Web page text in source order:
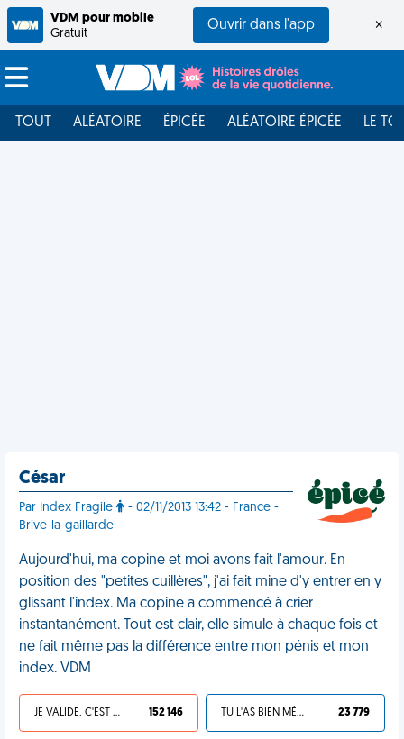
VDM pour mobile
Gratuit
Ouvrir dans l'app ×
TOUT ALÉATOIRE ÉPICÉE ALÉATOIRE ÉPICÉE LE
César
Par Index Fragile
- 02/11/2013 13:42 - France -
Brive-la-gaillarde
Aujourd'hui, ma copine et moi avons fait l'amour. En
position des "petites cuillères", j'ai fait mine d'y entrer en y
glissant l'index. Ma copine a commencé à crier
instantanément. Tout est clair, elle simule à chaque fois et
ne fait même pas la différence entre mon pénis et mon
index. VDM
JE VALIDE, C'EST UNE VDM 152 146 TU L'AS BIEN MÉRITÉ 23 779